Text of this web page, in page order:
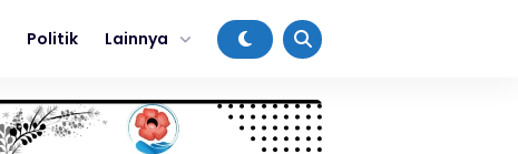
Politik Lainnya